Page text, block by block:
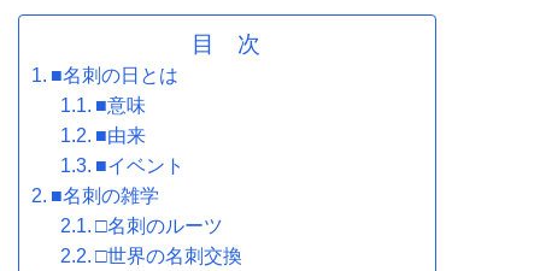
目 次
■名刺の日とは
■意味
■由来
■イベント
■名刺の雑学
□名刺のルーツ
□世界の名刺交換